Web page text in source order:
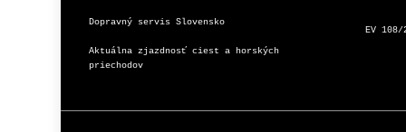
Dopravný servis Slovensko
Aktuálna zjazdnosť ciest a horských
priechodov
EV 108/